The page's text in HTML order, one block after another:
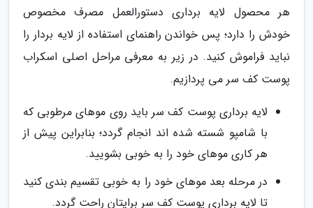
هر محصول لایه برداری دستورالعمل مصرف مخصوص
خودش را دارد؛ پس خواندن راهنمای استفاده از لایه بردار را
نباید فراموش کنید. در زیر به معرفی مراحل اصلی اسکراب
پوست کف سر می پردازیم.
لایه برداری پوست کف سر باید روی موهای مرطوبی که
با شامپو شسته شده اند انجام گردد؛ بنابراین پیش از
هر کاری موهای خود را به خوبی بشویید.
در مرحله بعد موهای خود را به خوبی تقسیم بندی کنید
تا لایه برداری پوست کف سر برایتان راحت گردد.